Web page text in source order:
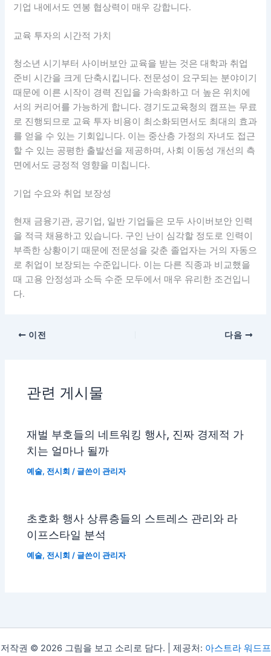
기업 내에서도 연봉 협상력이 매우 강합니다.
교육 투자의 시간적 가치
청소년 시기부터 사이버보안 교육을 받는 것은 대학과 취업
준비 시간을 크게 단축시킵니다. 전문성이 요구되는 분야이기
때문에 이른 시작이 경력 진입을 가속화하고 더 높은 위치에
서의 커리어를 가능하게 합니다. 경기도교육청의 캠프는 무료
로 진행되므로 교육 투자 비용이 최소화되면서도 최대의 효과
를 얻을 수 있는 기회입니다. 이는 중산층 가정의 자녀도 접근
할 수 있는 공평한 출발선을 제공하며, 사회 이동성 개선의 측
면에서도 긍정적 영향을 미칩니다.
기업 수요와 취업 보장성
현재 금융기관, 공기업, 일반 기업들은 모두 사이버보안 인력
을 적극 채용하고 있습니다. 구인 난이 심각할 정도로 인력이
부족한 상황이기 때문에 전문성을 갖춘 졸업자는 거의 자동으
로 취업이 보장되는 수준입니다. 이는 다른 직종과 비교했을
때 고용 안정성과 소득 수준 모두에서 매우 유리한 조건입니
다.
이전 다음
관련 게시물
재벌 부호들의 네트워킹 행사, 진짜 경제적 가
치는 얼마나 될까
예술, 전시회 / 글쓴이관리자
초호화 행사 상류층들의 스트레스 관리와 라
이프스타일 분석
예술, 전시회 / 글쓴이관리자
저작권 © 2026 그림을 보고 소리로 담다. | 제공처: 아스트라 워드프